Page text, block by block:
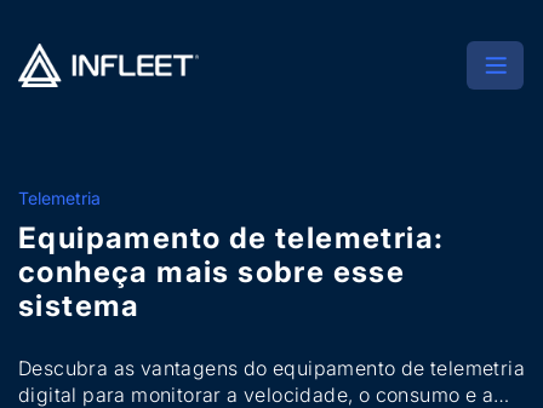
Telemetria
Equipamento de telemetria:
conheça mais sobre esse
sistema
Descubra as vantagens do equipamento de telemetria
digital para monitorar a velocidade, o consumo e a